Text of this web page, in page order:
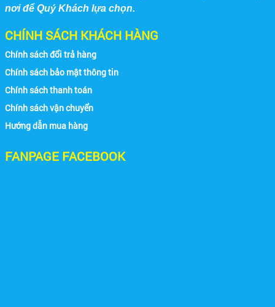
nơi để Quý Khách lựa chọn.
CHÍNH SÁCH KHÁCH HÀNG
Chính sách đổi trả hàng
Chính sách bảo mật thông tin
Chính sách thanh toán
Chính sách vận chuyển
Hướng dẫn mua hàng
FANPAGE FACEBOOK